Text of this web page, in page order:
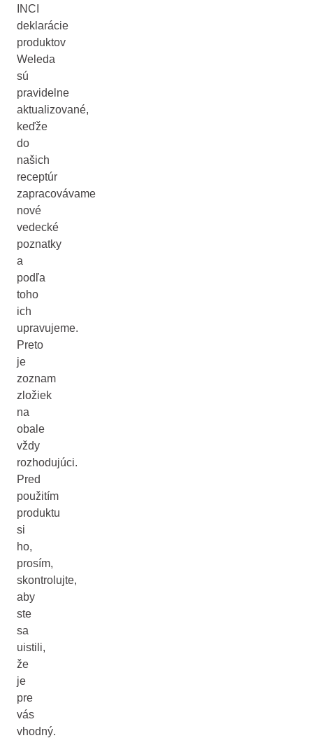
INCI
deklarácie
produktov
Weleda
sú
pravidelne
aktualizované,
keďže
do
našich
receptúr
zapracovávame
nové
vedecké
poznatky
a
podľa
toho
ich
upravujeme.
Preto
je
zoznam
zložiek
na
obale
vždy
rozhodujúci.
Pred
použitím
produktu
si
ho,
prosím,
skontrolujte,
aby
ste
sa
uistili,
že
je
pre
vás
vhodný.